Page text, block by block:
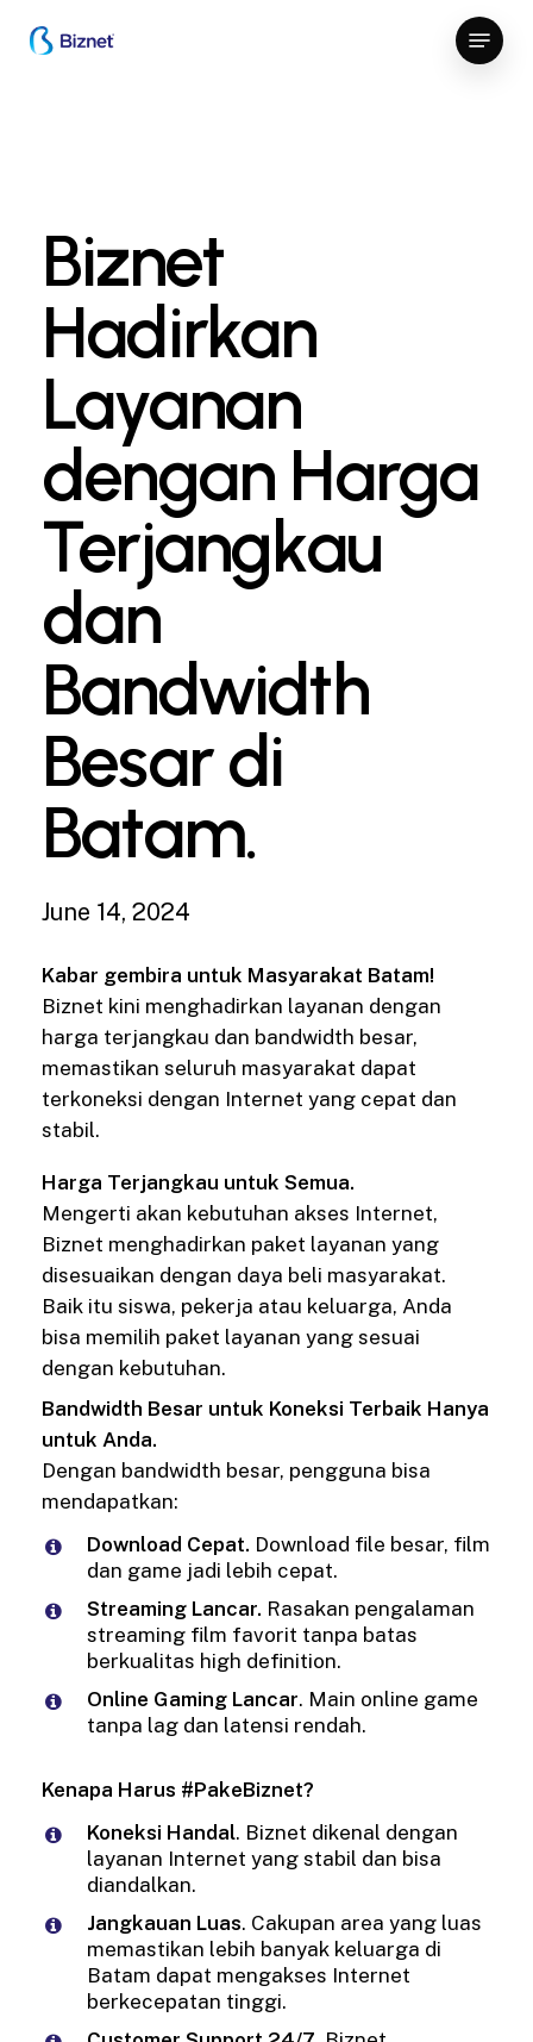
Menu
Biznet
Hadirkan
Layanan
dengan Harga
Terjangkau
dan
Bandwidth
Besar di
Batam.
June 14, 2024
Kabar gembira untuk Masyarakat Batam!
Biznet kini menghadirkan layanan dengan
harga terjangkau dan bandwidth besar,
memastikan seluruh masyarakat dapat
terkoneksi dengan Internet yang cepat dan
stabil.
Harga Terjangkau untuk Semua.
Mengerti akan kebutuhan akses Internet,
Biznet menghadirkan paket layanan yang
disesuaikan dengan daya beli masyarakat.
Baik itu siswa, pekerja atau keluarga, Anda
bisa memilih paket layanan yang sesuai
dengan kebutuhan.
Bandwidth Besar untuk Koneksi Terbaik Hanya
untuk Anda.
Dengan bandwidth besar, pengguna bisa
mendapatkan:
Download Cepat. Download file besar, film
dan game jadi lebih cepat.
Streaming Lancar. Rasakan pengalaman
streaming film favorit tanpa batas
berkualitas high definition.
Online Gaming Lancar. Main online game
tanpa lag dan latensi rendah.
Kenapa Harus #PakeBiznet?
Koneksi Handal. Biznet dikenal dengan
layanan Internet yang stabil dan bisa
diandalkan.
Jangkauan Luas. Cakupan area yang luas
memastikan lebih banyak keluarga di
Batam dapat mengakses Internet
berkecepatan tinggi.